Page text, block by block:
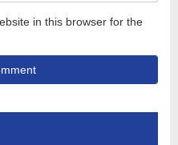
in this browser for the